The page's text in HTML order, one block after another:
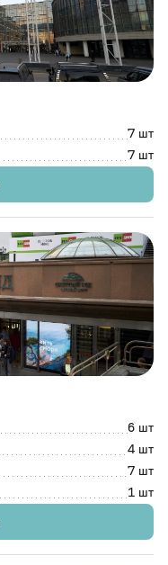
7 шт
7 шт
6 шт
4 шт
7 шт
1 шт